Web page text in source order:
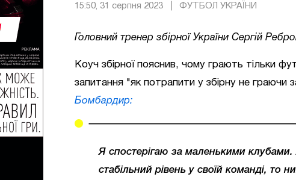
15:50, 31 серпня 2023 ФУТБОЛ УКРАЇНИ
Головний тренер збірної України Сергій
Коуч збірної пояснив, чому грають тільки
запитання "як потрапити у збірну не граючи
Бомбардир:
Я спостерігаю за маленькими
стабільний рівень у своїй команді, то